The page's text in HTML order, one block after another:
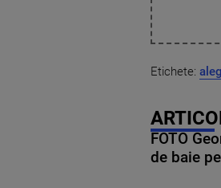
Etichete:
FOTO
de baie